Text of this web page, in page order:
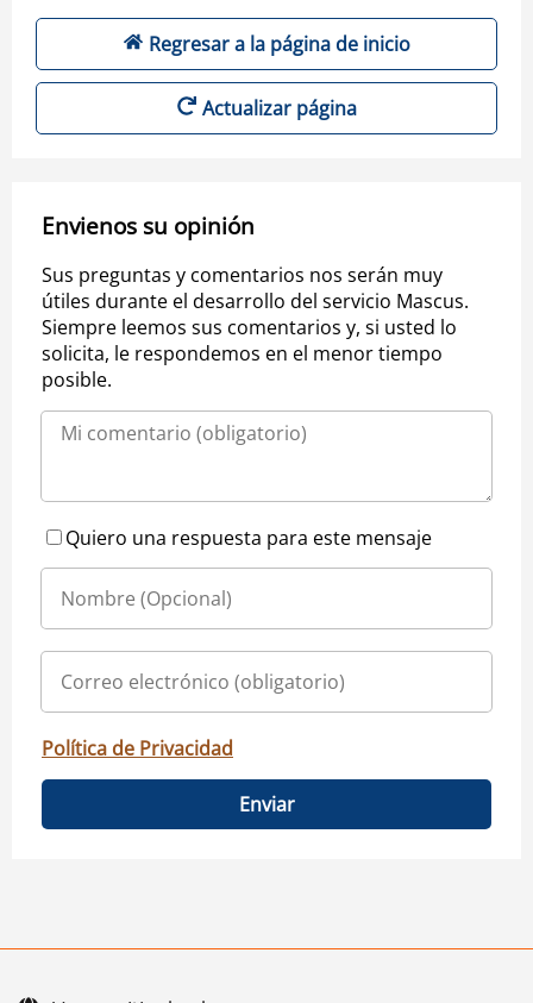
Regresar a la página de inicio
Actualizar página
Envienos su opinión
Sus preguntas y comentarios nos serán muy
útiles durante el desarrollo del servicio Mascus.
Siempre leemos sus comentarios y, si usted lo
solicita, le respondemos en el menor tiempo
posible.
Quiero una respuesta para este mensaje
Política de Privacidad
Enviar